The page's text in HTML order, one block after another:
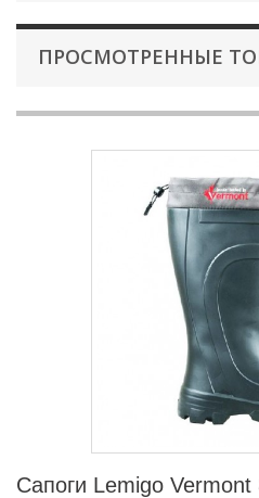
ПРОСМОТРЕННЫЕ
Сапоги Lemigo